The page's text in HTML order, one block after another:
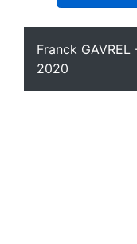
Franck
2020